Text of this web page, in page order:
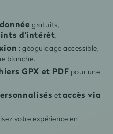
gratuits,
d'intérêt.
: géoguidage accessible,
blanche.
GPX et PDF pour une
et accès via
votre expérience en